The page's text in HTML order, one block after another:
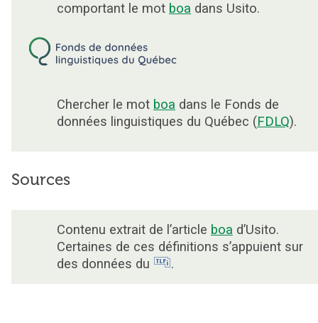
comportant le mot boa dans Usito.
Chercher le mot boa dans le Fonds de
données linguistiques du Québec (FDLQ).
Sources
Contenu extrait de l’article boa d’Usito.
Certaines de ces définitions s’appuient sur
des données du
.